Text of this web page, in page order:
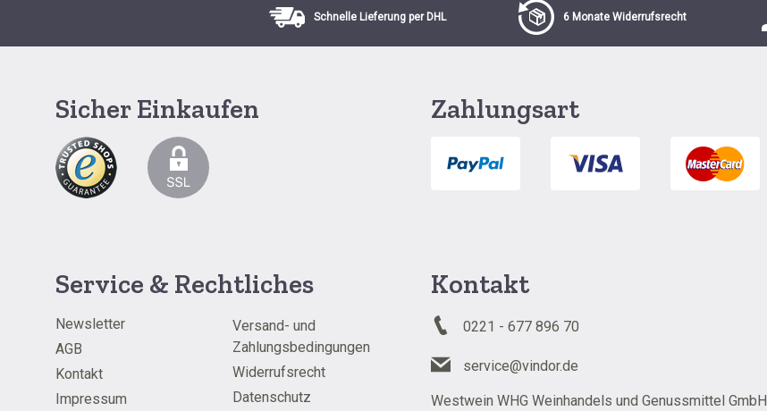
Schnelle Lieferung per DHL 6 Monate Widerrufsrecht
Sicher Einkaufen Zahlungsart
Service & Rechtliches
Newsletter
AGB
Kontakt
Impressum
Versand- und
Zahlungsbedingungen
Widerrufsrecht
Datenschutz
Kontakt
0221 - 677 896 70
service@vindor.de
Westwein WHG Weinhandels und Genussmittel GmbH